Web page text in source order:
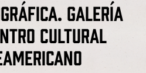
Galería
Cultural